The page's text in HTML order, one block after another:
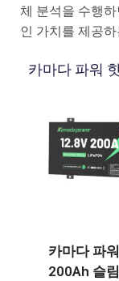
체 분석을 수행
인 가치를 제공
카마다 파워
카마다 파
200Ah 슬